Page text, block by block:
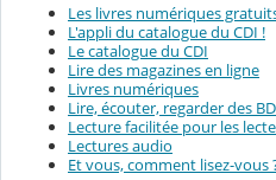
Les livres numériques
L'appli du catalogue du CDI !
Le catalogue du CDI
Lire des magazines en ligne
Livres numériques
Lire, écouter, regarder des
Lecture facilitée pour les
Lectures audio
Et vous, comment lisez-vous